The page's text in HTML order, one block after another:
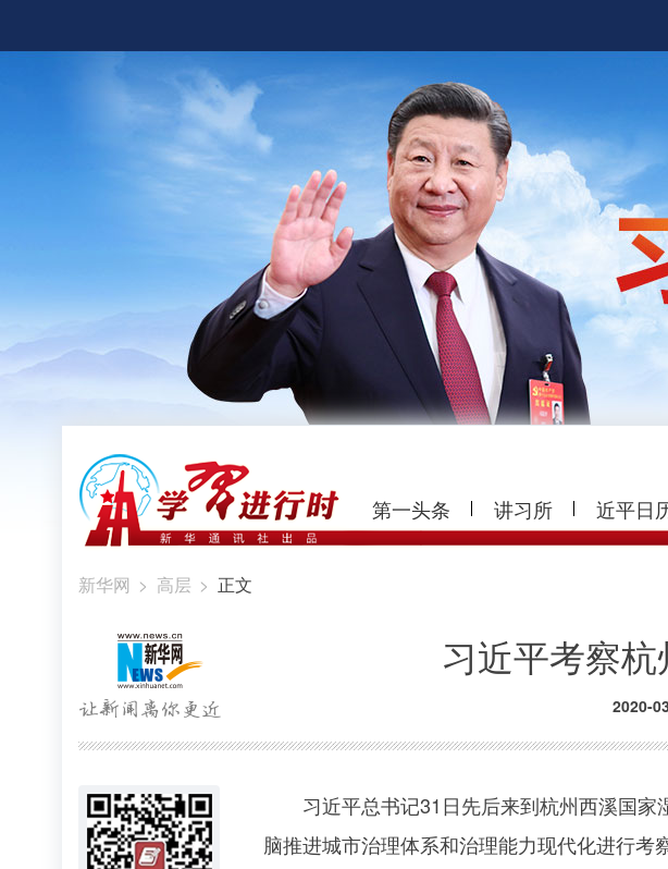
第一头条 讲习所 近平日
新华网 > 高层 > 正文
习近平考察
2020-
习近平总书记31日先后来到杭州西溪国
脑推进城市治理体系和治理能力现代化进行考